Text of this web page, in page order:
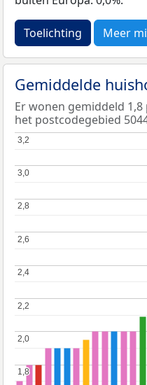
Toelichting Meer
Gemiddelde
Er wonen gemiddeld
het postcodegebied
1,8
1,8
2,0
2,0
2,2
2,2
2,4
2,4
2,6
2,6
2,8
2,8
3,0
3,0
3,2
3,2